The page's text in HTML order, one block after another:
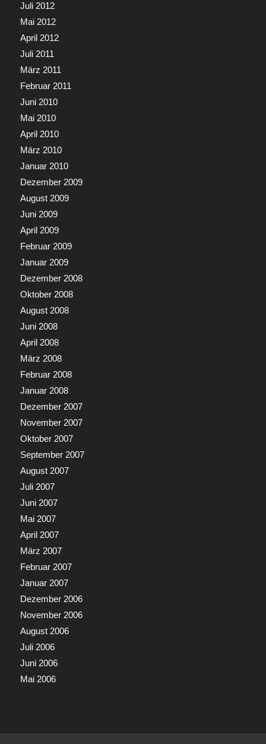
Juli 2012
Mai 2012
April 2012
Juli 2011
März 2011
Februar 2011
Juni 2010
Mai 2010
April 2010
März 2010
Januar 2010
Dezember 2009
August 2009
Juni 2009
April 2009
Februar 2009
Januar 2009
Dezember 2008
Oktober 2008
August 2008
Juni 2008
April 2008
März 2008
Februar 2008
Januar 2008
Dezember 2007
November 2007
Oktober 2007
September 2007
August 2007
Juli 2007
Juni 2007
Mai 2007
April 2007
März 2007
Februar 2007
Januar 2007
Dezember 2006
November 2006
August 2006
Juli 2006
Juni 2006
Mai 2006